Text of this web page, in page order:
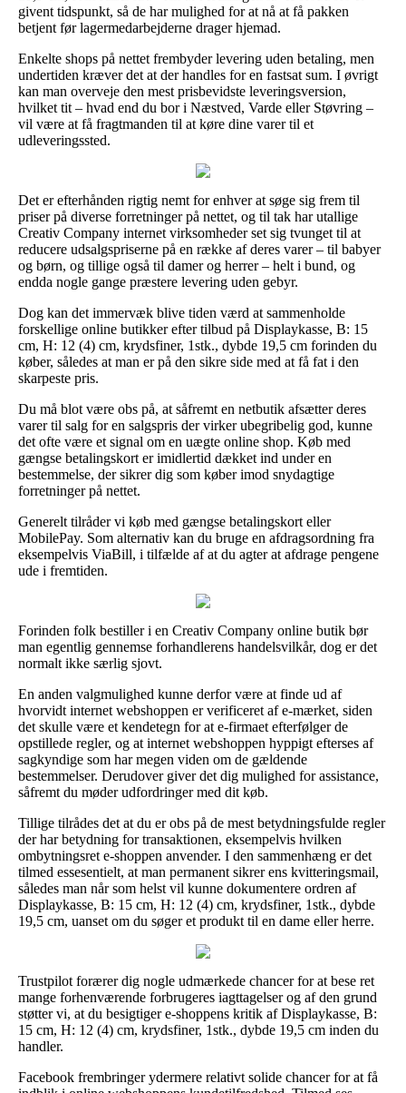
givent tidspunkt, så de har mulighed for at nå at få pakken
betjent før lagermedarbejderne drager hjemad.
Enkelte shops på nettet frembyder levering uden betaling, men
undertiden kræver det at der handles for en fastsat sum. I øvrigt
kan man overveje den mest prisbevidste leveringsversion,
hvilket tit – hvad end du bor i Næstved, Varde eller Støvring –
vil være at få fragtmanden til at køre dine varer til et
udleveringssted.
Det er efterhånden rigtig nemt for enhver at søge sig frem til
priser på diverse forretninger på nettet, og til tak har utallige
Creativ Company internet virksomheder set sig tvunget til at
reducere udsalgspriserne på en række af deres varer – til babyer
og børn, og tillige også til damer og herrer – helt i bund, og
endda nogle gange præstere levering uden gebyr.
Dog kan det immervæk blive tiden værd at sammenholde
forskellige online butikker efter tilbud på Displaykasse, B: 15
cm, H: 12 (4) cm, krydsfiner, 1stk., dybde 19,5 cm forinden du
køber, således at man er på den sikre side med at få fat i den
skarpeste pris.
Du må blot være obs på, at såfremt en netbutik afsætter deres
varer til salg for en salgspris der virker ubegribelig god, kunne
det ofte være et signal om en uægte online shop. Køb med
gængse betalingskort er imidlertid dækket ind under en
bestemmelse, der sikrer dig som køber imod snydagtige
forretninger på nettet.
Generelt tilråder vi køb med gængse betalingskort eller
MobilePay. Som alternativ kan du bruge en afdragsordning fra
eksempelvis ViaBill, i tilfælde af at du agter at afdrage pengene
ude i fremtiden.
Forinden folk bestiller i en Creativ Company online butik bør
man egentlig gennemse forhandlerens handelsvilkår, dog er det
normalt ikke særlig sjovt.
En anden valgmulighed kunne derfor være at finde ud af
hvorvidt internet webshoppen er verificeret af e-mærket, siden
det skulle være et kendetegn for at e-firmaet efterfølger de
opstillede regler, og at internet webshoppen hyppigt efterses af
sagkyndige som har megen viden om de gældende
bestemmelser. Derudover giver det dig mulighed for assistance,
såfremt du møder udfordringer med dit køb.
Tillige tilrådes det at du er obs på de mest betydningsfulde regler
der har betydning for transaktionen, eksempelvis hvilken
ombytningsret e-shoppen anvender. I den sammenhæng er det
tilmed essesentielt, at man permanent sikrer ens kvitteringsmail,
således man når som helst vil kunne dokumentere ordren af
Displaykasse, B: 15 cm, H: 12 (4) cm, krydsfiner, 1stk., dybde
19,5 cm, uanset om du søger et produkt til en dame eller herre.
Trustpilot forærer dig nogle udmærkede chancer for at bese ret
mange forhenværende forbrugeres iagttagelser og af den grund
støtter vi, at du besigtiger e-shoppens kritik af Displaykasse, B:
15 cm, H: 12 (4) cm, krydsfiner, 1stk., dybde 19,5 cm inden du
handler.
Facebook frembringer ydermere relativt solide chancer for at få